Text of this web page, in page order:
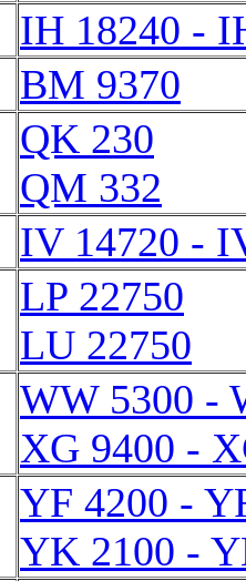
IH 18240 -
BM 9370
QK 230
QM 332
IV 14720 -
LP 22750
LU 22750
WW 5300 -
XG 9400 -
YF 4200 -
YK 2100 -